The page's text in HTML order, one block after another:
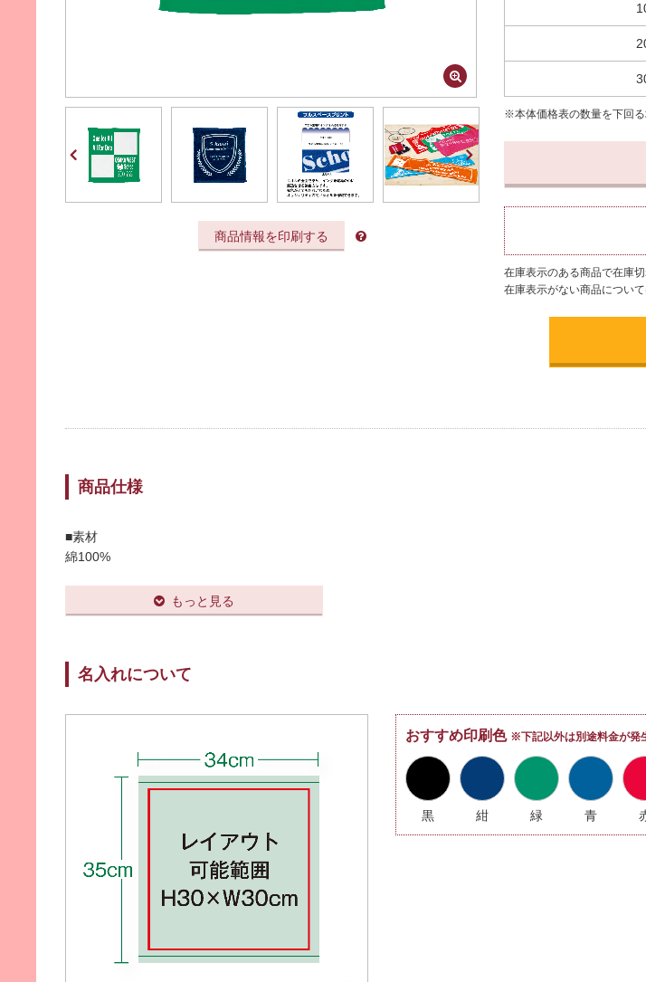
商品情報を印刷する
※本体価格表の数量を下回る
在庫表示のある商品で在庫
在庫表示がない商品につい
商品仕様
■素材
綿100%
■重さ
桜柄「祝卒業」PP袋、透明PP袋、白箱
もっと見る
名入れについて
おすすめ印刷色 ※下記以外は別途料金が発
黒 紺 緑 青